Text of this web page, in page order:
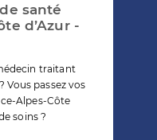
santé
d’Azur -
traitant
Vous passez vos
Alpes-Côte
soins ?